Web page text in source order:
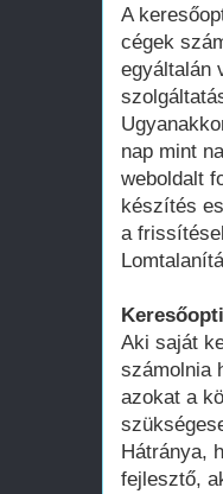
A
cégek
egyáltalán
nap mint
weboldalt
készítés
a
Aki saját
számolnia
azokat a
Hátránya,
fejlesztő,